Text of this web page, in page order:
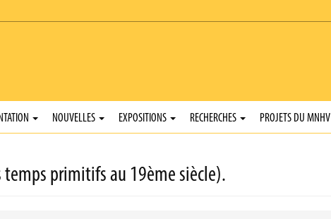
NOUVELLES EXPOSITIONS RECHERCHES PROJETS DU MNHV
temps primitifs au 19ème siècle).